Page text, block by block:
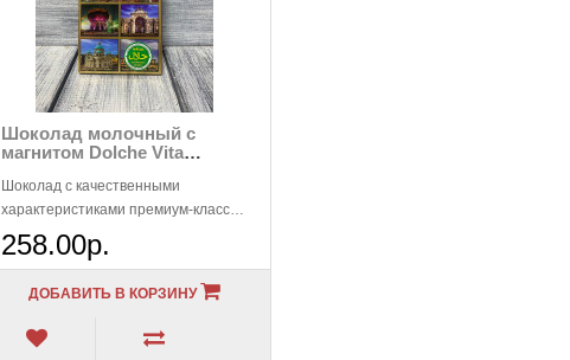
Шоколад молочный с
магнитом Dolche Vita
Шоколад с качественными
характеристиками премиум-класса.
Обладает насыщеным вкусом и
ароматом молочн..
258.00р.
ДОБАВИТЬ В КОРЗИНУ